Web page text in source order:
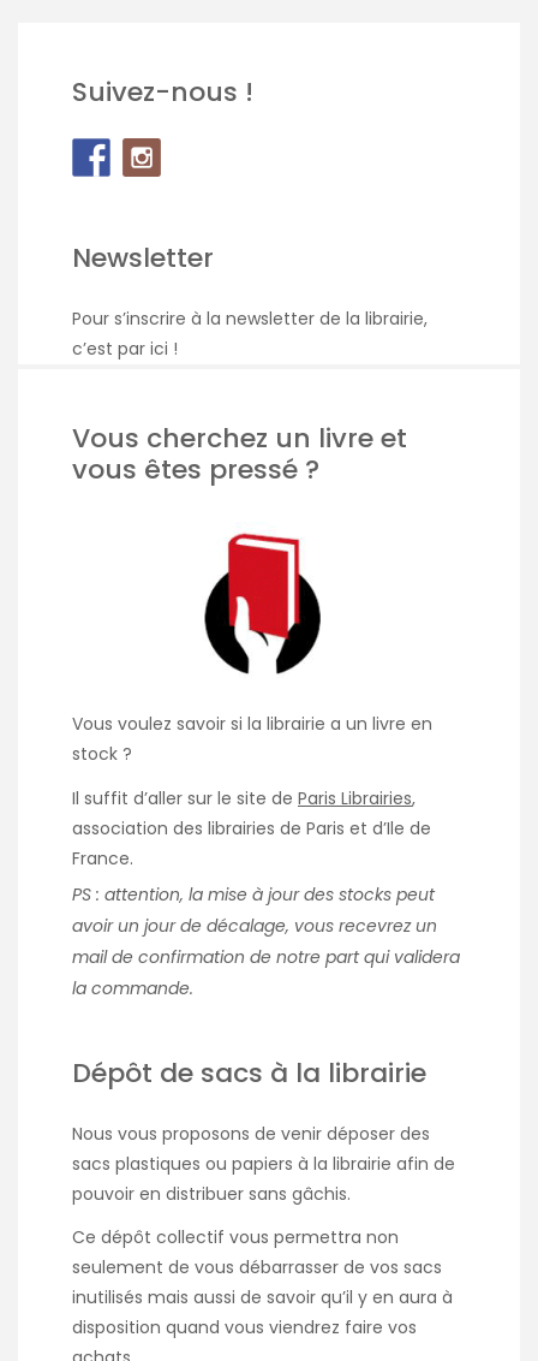
Suivez-nous !
Newsletter
Pour s’inscrire à la newsletter de la librairie,
c’est par ici !
Vous cherchez un livre et
vous êtes pressé ?
Vous voulez savoir si la librairie a un livre en
stock ?
Il suffit d’aller sur le site de Paris Librairies,
association des librairies de Paris et d’Ile de
France.
PS : attention, la mise à jour des stocks peut
avoir un jour de décalage, vous recevrez un
mail de confirmation de notre part qui validera
la commande.
Dépôt de sacs à la librairie
Nous vous proposons de venir déposer des
sacs plastiques ou papiers à la librairie afin de
pouvoir en distribuer sans gâchis.
Ce dépôt collectif vous permettra non
seulement de vous débarrasser de vos sacs
inutilisés mais aussi de savoir qu’il y en aura à
disposition quand vous viendrez faire vos